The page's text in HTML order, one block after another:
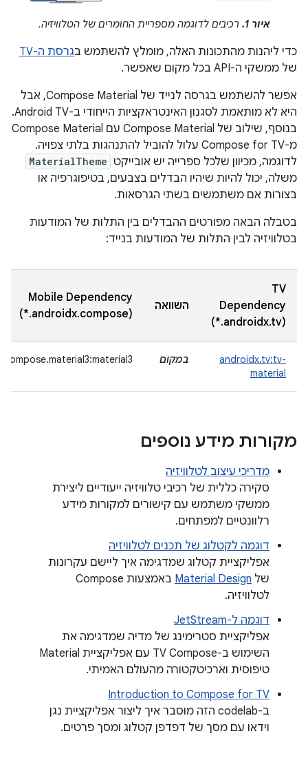
איור 1. רכיבים לדוגמה מספריית החומרים של הטלוויזיה.
כדי ליהנות מהתכונות האלה, מומלץ להשתמש בגרסת ה-TV
של ממשקי ה-API בכל מקום שאפשר.
אפשר להשתמש בגרסה לנייד של Compose Material, אבל
היא לא מותאמת לסגנון האינטראקציות הייחודי ב-Android TV.
בנוסף, שילוב של Compose Material עם Compose Material
מ-Compose for TV עלול להוביל להתנהגות בלתי צפויה.
לדוגמה, מכיוון שלכל ספרייה יש אובייקט MaterialTheme
משלה, יכול להיות שיהיו הבדלים בצבעים, בטיפוגרפיה או
בצורות אם משתמשים בשתי הגרסאות.
בטבלה הבאה מפורטים ההבדלים בין התלות של המודעות
בטלוויזיה לבין התלות של המודעות בנייד:
TV
Dependency
(androidx.tv.*)
השוואה
Mobile Dependency
(androidx.compose.*)
androidx.tv:tv-
material
במקום
מקורות מידע נוספים
מדריכי עיצוב לטלוויזיה
סקירה כללית של רכיבי טלוויזיה ייעודיים ליצירת
ממשקי משתמש עם קישורים למקורות מידע
רלוונטיים למפתחים.
דוגמה לקטלוג של תכנים לטלוויזיה
אפליקציית קטלוג שמדגימה איך ליישם עקרונות
של Material Design
באמצעות Compose
לטלוויזיה.
דוגמה ל-JetStream
אפליקציית סטרימינג של מדיה שמדגימה את
השימוש ב-TV Compose עם אפליקציית Material
טיפוסית וארכיטקטורה מהעולם האמיתי.
Introduction to Compose for TV
ב-codelab הזה מוסבר איך ליצור אפליקציית נגן
וידאו עם מסך של דפדפן קטלוג ומסך פרטים.